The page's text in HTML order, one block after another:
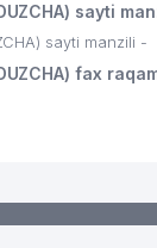
sayti
sayti manzili -
fax